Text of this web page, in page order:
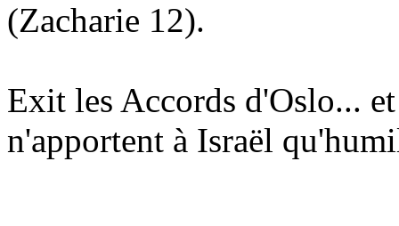
(Zacharie 12).
Exit les Accords d'Oslo...
n'apportent à Israël